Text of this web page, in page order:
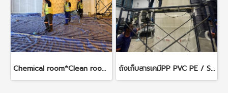
Chemical room*Clean room*Plastic Room รับทำห้องและผนังที่ทำจากแผ่นพลาสติก PP PVC ถังเก็บสารเคมีPP PVC PE / Storage tank